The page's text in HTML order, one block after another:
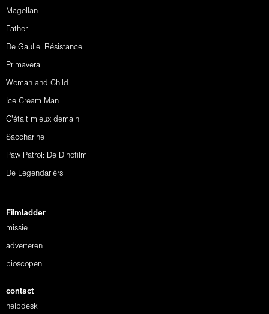
Magellan
Father
De Gaulle: Résistance
Primavera
Woman and Child
Ice Cream Man
C'était mieux demain
Saccharine
Paw Patrol: De Dinofilm
De Legendariërs
Filmladder
missie
adverteren
bioscopen
contact
helpdesk